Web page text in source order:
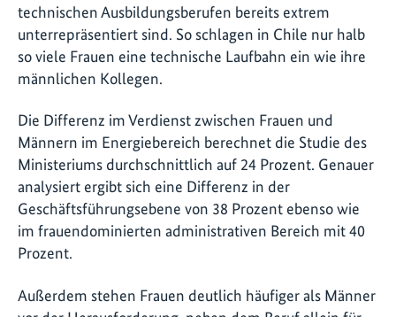
technischen Ausbildungsberufen bereits extrem
unterrepräsentiert sind. So schlagen in Chile nur halb
so viele Frauen eine technische Laufbahn ein wie ihre
männlichen Kollegen.
Die Differenz im Verdienst zwischen Frauen und
Männern im Energiebereich berechnet die Studie des
Ministeriums durchschnittlich auf 24 Prozent. Genauer
analysiert ergibt sich eine Differenz in der
Geschäftsführungsebene von 38 Prozent ebenso wie
im frauendominierten administrativen Bereich mit 40
Prozent.
Außerdem stehen Frauen deutlich häufiger als Männer